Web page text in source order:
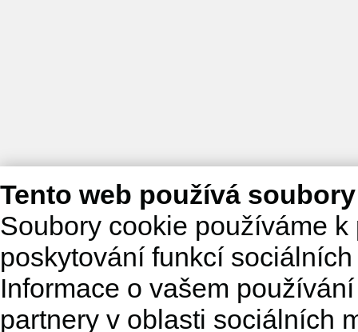
Tento web používá
Soubory cookie používáme
poskytování funkcí
Informace o vašem
partnery v oblasti sociálních